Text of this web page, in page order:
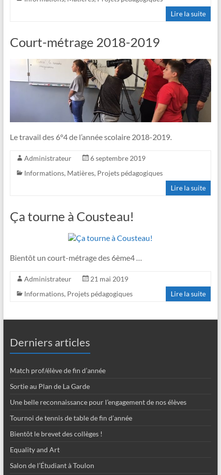
Lire la suite
Court-métrage 2018-2019
Le travail des 6°4 de l’année scolaire 2018-2019.
Administrateur
6 septembre 2019
Informations, Matières, Projets pédagogiques
Lire la suite
Ça tourne à Cousteau!
Bientôt un court-métrage des 6ème4 …
Administrateur
21 mai 2019
Informations, Projets pédagogiques Lire la suite
Derniers articles
Match prof/élève de fin d’année
Sortie au Plan de La Garde
Une belle reconnaissance pour l’engagement de nos élèves
Tournoi de tennis de table de fin d’année
Bientôt le brevet des collèges !
Equality and Art
Salon de l’Étudiant à Toulon